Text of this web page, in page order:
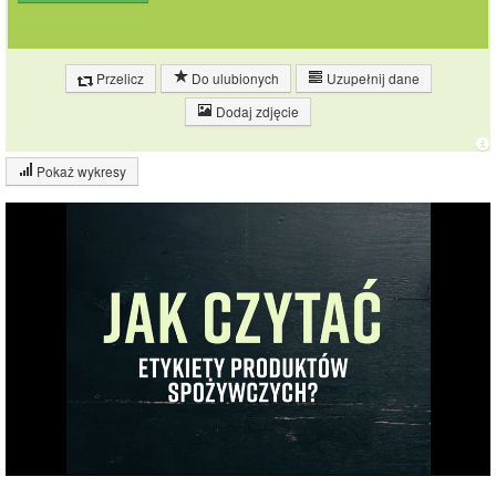
Przelicz Do ulubionych
Uzupełnij dane
Dodaj zdjęcie
Pokaż wykresy
Wykres składu produktu
(15%)